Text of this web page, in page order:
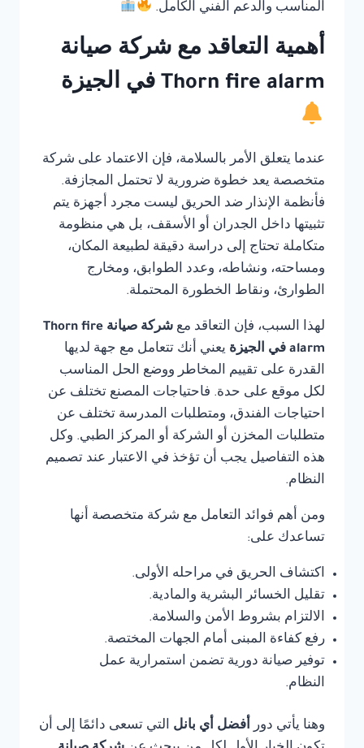
المناسب والدعم الفني الكامل.
أهمية التعاقد مع شركة صيانة
Thorn fire alarm في الجيزة
عندما يتعلق الأمر بالسلامة، فإن الاعتماد على شركة
متخصصة يعد خطوة ضرورية لا تحتمل المجازفة.
فأنظمة الإنذار ضد الحريق ليست مجرد أجهزة يتم
تثبيتها داخل الجدران أو الأسقف، بل هي منظومة
متكاملة تحتاج إلى دراسة دقيقة لطبيعة المكان،
ومساحته، ونشاطه، وعدد الطوابق، ومخارج
الطوارئ، ونقاط الخطورة المحتملة.
لهذا السبب، فإن التعاقد مع
شركة صيانة Thorn fire
alarm في الجيزة
يعني أنك تتعامل مع جهة لديها
القدرة على تقييم المخاطر ووضع الحل المناسب
لكل موقع على حدة. فاحتياجات المصنع تختلف عن
احتياجات الفندق، ومتطلبات المدرسة تختلف عن
متطلبات المخزن أو الشركة أو المركز الطبي. وكل
هذه التفاصيل يجب أن تؤخذ في الاعتبار عند تصميم
النظام.
ومن أهم فوائد التعامل مع شركة متخصصة أنها
تساعدك على:
اكتشاف الحريق في مراحله الأولى.
تقليل الخسائر البشرية والمادية.
الالتزام بشروط الأمن والسلامة.
رفع كفاءة المبنى أمام الجهات المختصة.
توفير صيانة دورية تضمن استمرارية عمل
النظام.
وهنا يأتي دور أفضل أي بانل التي تسعى دائمًا إلى أن